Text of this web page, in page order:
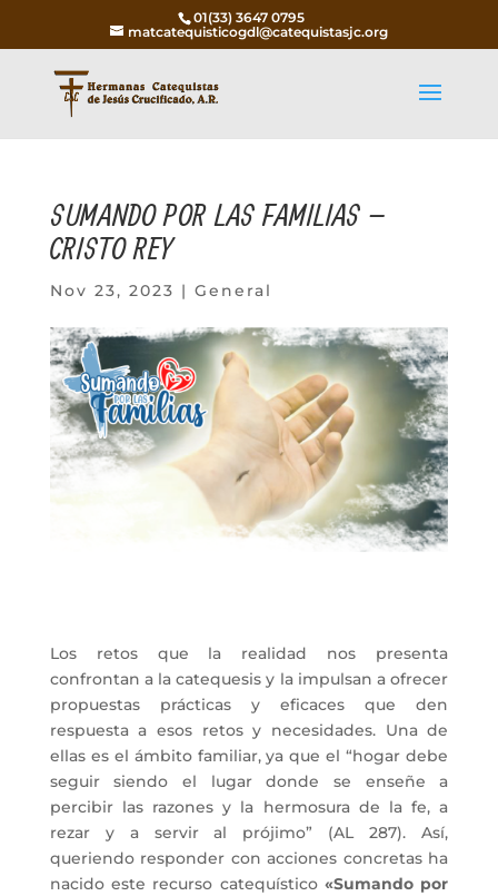
01(33) 3647 0795
matcatequisticogdl@catequistasjc.org
SUMANDO POR LAS FAMILIAS –
CRISTO REY
Nov 23, 2023 | General
Los retos que la realidad nos presenta
confrontan a la catequesis y la impulsan a ofrecer
propuestas prácticas y eficaces que den
respuesta a esos retos y necesidades. Una de
ellas es el ámbito familiar, ya que el “hogar debe
seguir siendo el lugar donde se enseñe a
percibir las razones y la hermosura de la fe, a
rezar y a servir al prójimo” (AL 287). Así,
queriendo responder con acciones concretas ha
nacido este recurso catequístico «Sumando por